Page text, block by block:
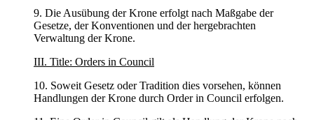
9. Die Ausübung der Krone erfolgt nach Maßgabe der
Gesetze, der Konventionen und der hergebrachten
Verwaltung der Krone.
III. Title: Orders in Council
10. Soweit Gesetz oder Tradition dies vorsehen, können
Handlungen der Krone durch Order in Council erfolgen.